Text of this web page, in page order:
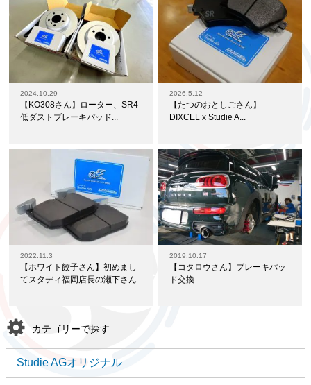
カテゴリーで探す
Studie AGオリジナル
2024.10.29
【KO308さん】ローター、SR4
低ダストブレーキパッド...
2026.5.12
【たつのおとしごさん】
DIXCEL x Studie A...
2022.11.3
【ホワイト餃子さん】初めまし
てスタディ福岡店長の瀬下さん
2019.10.17
【コタロウさん】ブレーキパッ
ド交換